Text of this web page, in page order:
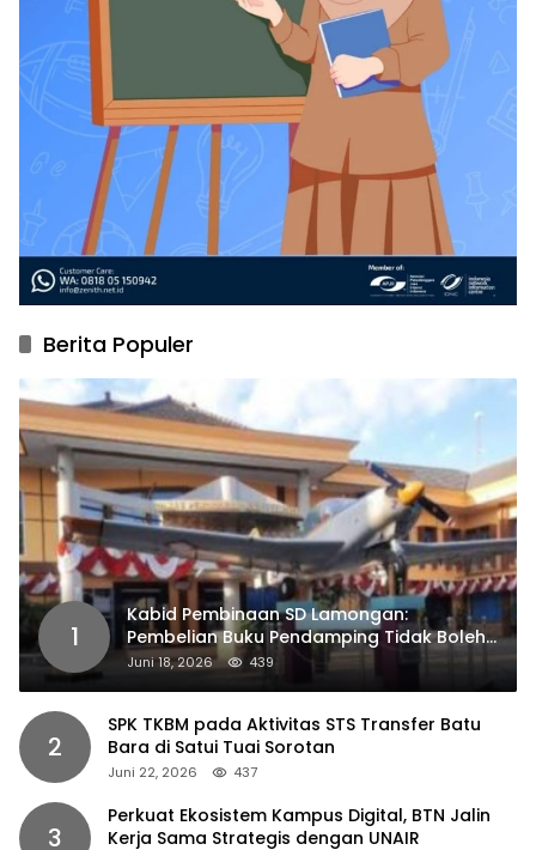
Berita Populer
1
Kabid Pembinaan SD Lamongan:
Pembelian Buku Pendamping Tidak Boleh
Dipaksakan
Juni 18, 2026 439
2
SPK TKBM pada Aktivitas STS Transfer Batu
Bara di Satui Tuai Sorotan
Juni 22, 2026 437
3
Perkuat Ekosistem Kampus Digital, BTN Jalin
Kerja Sama Strategis dengan UNAIR